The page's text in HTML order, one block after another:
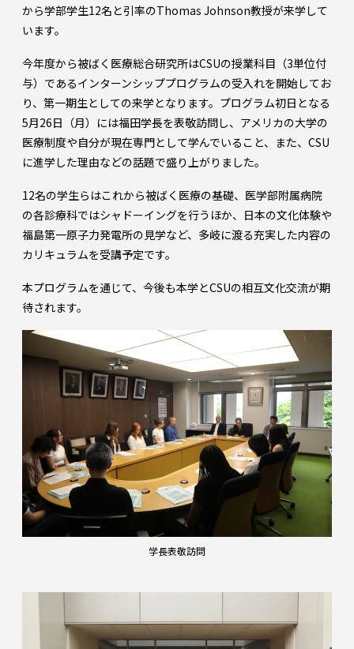
から学部学生12名と引率のThomas Johnson教授が来学して
います。
今年度から被ばく医療総合研究所はCSUの授業科目（3単位付
与）であるインターンシッププログラムの受入れを開始してお
り、第一期生としての来学となります。プログラム初日となる
5月26日（月）には福田学長を表敬訪問し、アメリカの大学の
医療制度や自分が現在専門として学んでいること、また、CSU
に進学した理由などの話題で盛り上がりました。
12名の学生らはこれから被ばく医療の基礎、医学部附属病院
の各診療科ではシャドーイングを行うほか、日本の文化体験や
福島第一原子力発電所の見学など、多岐に渡る充実した内容の
カリキュラムを受講予定です。
本プログラムを通じて、今後も本学とCSUの相互文化交流が期
待されます。
学長表敬訪問